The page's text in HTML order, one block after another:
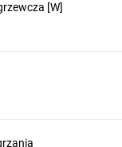
[W]